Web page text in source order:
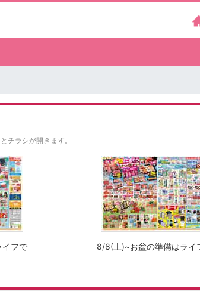
チラシが開きます。
フで 8/8(土)~お盆の準備はライ